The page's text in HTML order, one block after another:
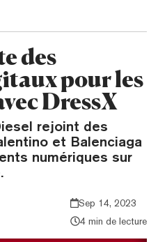
des
pour les
DressX
rejoint des
et Balenciaga
numériques sur
Sep 14, 2023
4 min de lecture